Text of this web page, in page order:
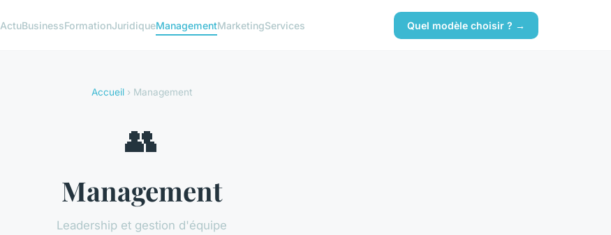
ActuBusinessFormationJuridiqueManagementMarketingServices Quel modèle choisir ? →
Accueil › Management
👥
Management
Leadership et gestion d'équipe